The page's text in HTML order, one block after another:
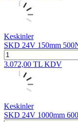
Keskinler
SKD 24V 150mm
3.072,00 TL KDV
Keskinler
SKD 24V 1000mm